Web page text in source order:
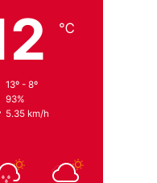
℃
13º - 8º
93%
5.35 km/h